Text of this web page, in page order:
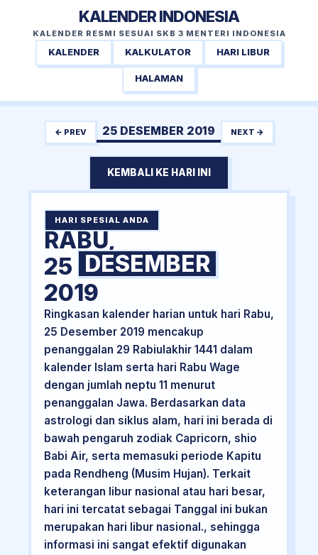
KALENDER INDONESIA
KALENDER RESMI SESUAI SKB 3 MENTERI INDONESIA
KALENDER KALKULATOR HARI LIBUR
HALAMAN
← PREV 25 DESEMBER 2019 NEXT →
KEMBALI KE HARI INI
HARI SPESIAL ANDA
RABU,
25 DESEMBER
2019
Ringkasan kalender harian untuk hari Rabu,
25 Desember 2019 mencakup
penanggalan 29 Rabiulakhir 1441 dalam
kalender Islam serta hari Rabu Wage
dengan jumlah neptu 11 menurut
penanggalan Jawa. Berdasarkan data
astrologi dan siklus alam, hari ini berada di
bawah pengaruh zodiak Capricorn, shio
Babi Air, serta memasuki periode Kapitu
pada Rendheng (Musim Hujan). Terkait
keterangan libur nasional atau hari besar,
hari ini tercatat sebagai Tanggal ini bukan
merupakan hari libur nasional., sehingga
informasi ini sangat efektif digunakan